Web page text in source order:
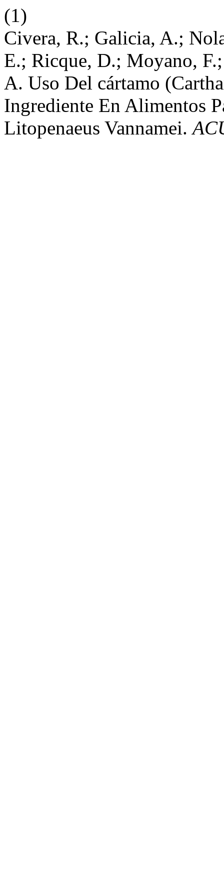
(1)
Civera, R.; Galicia, A.;
E.; Ricque, D.; Moyano,
A. Uso Del cártamo
Ingrediente En Alimentos
Litopenaeus Vannamei.